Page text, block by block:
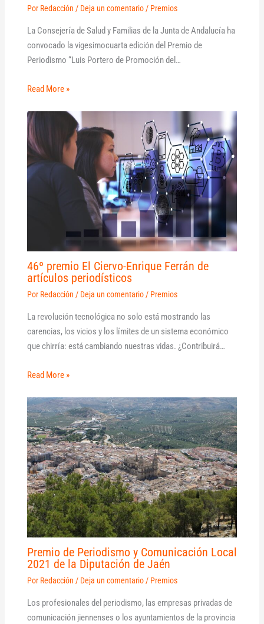
Por Redacción / Deja un comentario / Premios
La Consejería de Salud y Familias de la Junta de Andalucía ha
convocado la vigesimocuarta edición del Premio de
Periodismo “Luis Portero de Promoción del…
Read More »
46º premio El Ciervo-Enrique Ferrán de
artículos periodísticos
Por Redacción / Deja un comentario / Premios
La revolución tecnológica no solo está mostrando las
carencias, los vicios y los límites de un sistema económico
que chirría: está cambiando nuestras vidas. ¿Contribuirá…
Read More »
Premio de Periodismo y Comunicación Local
2021 de la Diputación de Jaén
Por Redacción / Deja un comentario / Premios
Los profesionales del periodismo, las empresas privadas de
comunicación jiennenses o los ayuntamientos de la provincia